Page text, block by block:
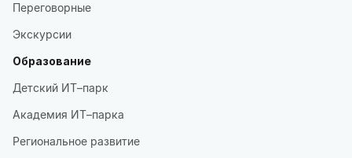
Переговорные
Экскурсии
Образование
Детский ИТ–парк
Академия ИТ–парка
Региональное развитие